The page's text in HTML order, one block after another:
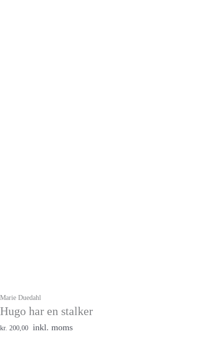
Marie Duedahl
Hugo har en stalker
kr. 200,00 inkl. moms